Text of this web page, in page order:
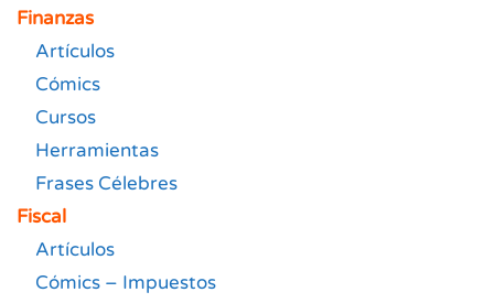
Finanzas
Artículos
Cómics
Cursos
Herramientas
Frases Célebres
Fiscal
Artículos
Cómics – Impuestos